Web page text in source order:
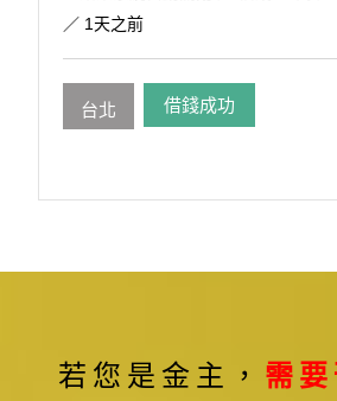
／ 1天之前
台北 借錢成功
若您是金主， 需